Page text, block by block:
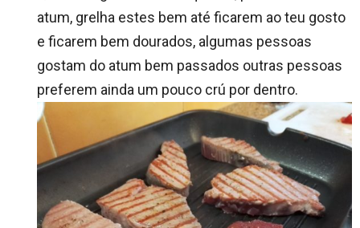
atum, grelha estes bem até ficarem ao teu gosto
e ficarem bem dourados, algumas pessoas
gostam do atum bem passados outras pessoas
preferem ainda um pouco crú por dentro.